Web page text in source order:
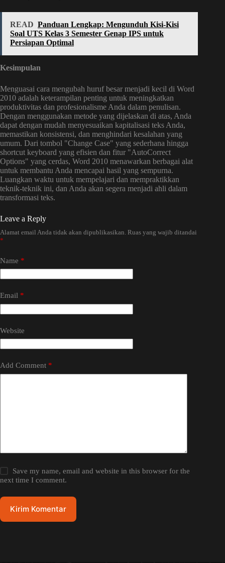
READ Panduan Lengkap: Mengunduh Kisi-Kisi
Soal UTS Kelas 3 Semester Genap IPS untuk
Persiapan Optimal
Kesimpulan
Menguasai cara mengubah huruf besar menjadi kecil di Word
2010 adalah keterampilan penting untuk meningkatkan
produktivitas dan profesionalisme Anda dalam penulisan.
Dengan menggunakan metode yang dijelaskan di atas, Anda
dapat dengan mudah menyesuaikan kapitalisasi teks Anda,
memastikan konsistensi, dan menghindari kesalahan yang
umum. Dari tombol "Change Case" yang sederhana hingga
shortcut keyboard yang efisien dan fitur "AutoCorrect
Options" yang cerdas, Word 2010 menawarkan berbagai alat
untuk membantu Anda mencapai hasil yang sempurna.
Luangkan waktu untuk mempelajari dan mempraktikkan
teknik-teknik ini, dan Anda akan segera menjadi ahli dalam
transformasi teks.
Leave a Reply
Alamat email Anda tidak akan dipublikasikan. Ruas yang wajib ditandai
*
Name *
Email *
Website
Add Comment *
Save my name, email and website in this browser for the
next time I comment.
Kirim Komentar